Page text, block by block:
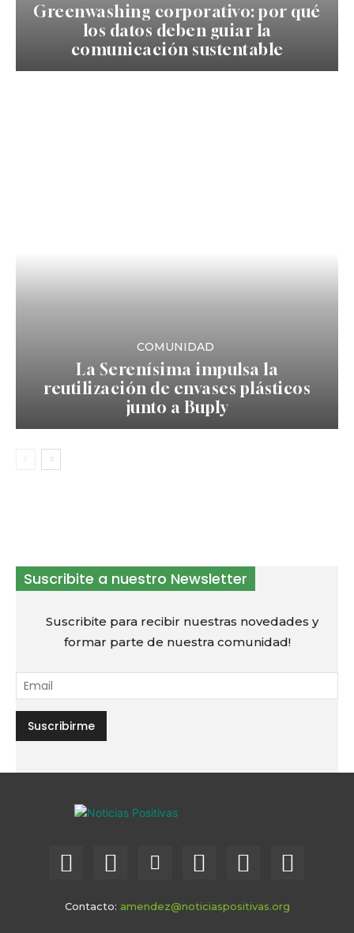
Greenwashing corporativo: por qué
los datos deben guiar la
comunicación sustentable
COMUNIDAD
La Serenísima impulsa la
reutilización de envases plásticos
junto a Buply
Suscribite a nuestro Newsletter
Suscribite para recibir nuestras novedades y
formar parte de nuestra comunidad!
Contacto: amendez@noticiaspositivas.org